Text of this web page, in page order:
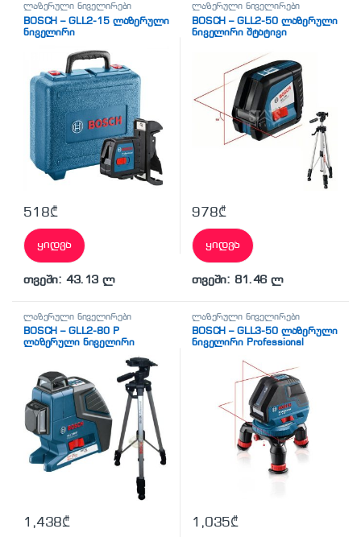
ლაზერული ნიველირები
BOSCH – GLL2-15 ლაზერული
ნიველირი
518₾
ყიდვა
თვეში: 43.13 ლ
ლაზერული ნიველირები
BOSCH – GLL2-50 ლაზერული
ნიველირი შტატივი
978₾
ყიდვა
თვეში: 81.46 ლ
ლაზერული ნიველირები
BOSCH – GLL2-80 P
ლაზერული ნიველირი
1,438₾
ლაზერული ნიველირები
BOSCH – GLL3-50 ლაზერული
ნიველირი Professional
1,035₾